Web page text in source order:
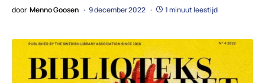
door Menno Goosen 9 december 2022 1 minuut leestijd